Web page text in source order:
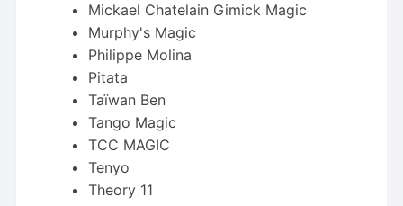
Mickael Chatelain Gimick Magic
Murphy's Magic
Philippe Molina
Pitata
Taïwan Ben
Tango Magic
TCC MAGIC
Tenyo
Theory 11